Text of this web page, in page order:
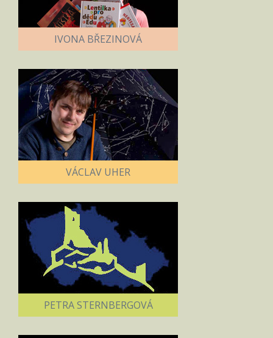
IVONA BŘEZINOVÁ
VÁCLAV UHER
PETRA STERNBERGOVÁ